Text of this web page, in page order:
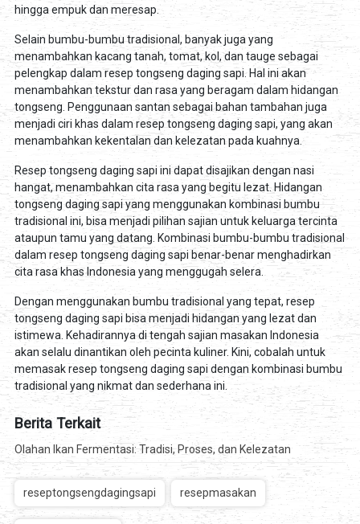
hingga empuk dan meresap.
Selain bumbu-bumbu tradisional, banyak juga yang
menambahkan kacang tanah, tomat, kol, dan tauge sebagai
pelengkap dalam resep tongseng daging sapi. Hal ini akan
menambahkan tekstur dan rasa yang beragam dalam hidangan
tongseng. Penggunaan santan sebagai bahan tambahan juga
menjadi ciri khas dalam resep tongseng daging sapi, yang akan
menambahkan kekentalan dan kelezatan pada kuahnya.
Resep tongseng daging sapi ini dapat disajikan dengan nasi
hangat, menambahkan cita rasa yang begitu lezat. Hidangan
tongseng daging sapi yang menggunakan kombinasi bumbu
tradisional ini, bisa menjadi pilihan sajian untuk keluarga tercinta
ataupun tamu yang datang. Kombinasi bumbu-bumbu tradisional
dalam resep tongseng daging sapi benar-benar menghadirkan
cita rasa khas Indonesia yang menggugah selera.
Dengan menggunakan bumbu tradisional yang tepat, resep
tongseng daging sapi bisa menjadi hidangan yang lezat dan
istimewa. Kehadirannya di tengah sajian masakan Indonesia
akan selalu dinantikan oleh pecinta kuliner. Kini, cobalah untuk
memasak resep tongseng daging sapi dengan kombinasi bumbu
tradisional yang nikmat dan sederhana ini.
Berita Terkait
Olahan Ikan Fermentasi: Tradisi, Proses, dan Kelezatan
reseptongsengdagingsapi resepmasakan